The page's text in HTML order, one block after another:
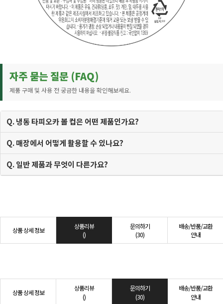
자주 묻는 질문 (FAQ)
제품 구매 및 사용 전 궁금한 내용을 확인해보세요.
Q. 냉동 타피오카 볼 컵은 어떤 제품인가요?
Q. 매장에서 어떻게 활용할 수 있나요?
Q. 일반 제품과 무엇이 다른가요?
상품 상세 정보
상품리뷰
()
문의하기
(30)
배송/반품/교환
안내
상품 상세 정보
상품리뷰
()
문의하기
(30)
배송/반품/교환
안내